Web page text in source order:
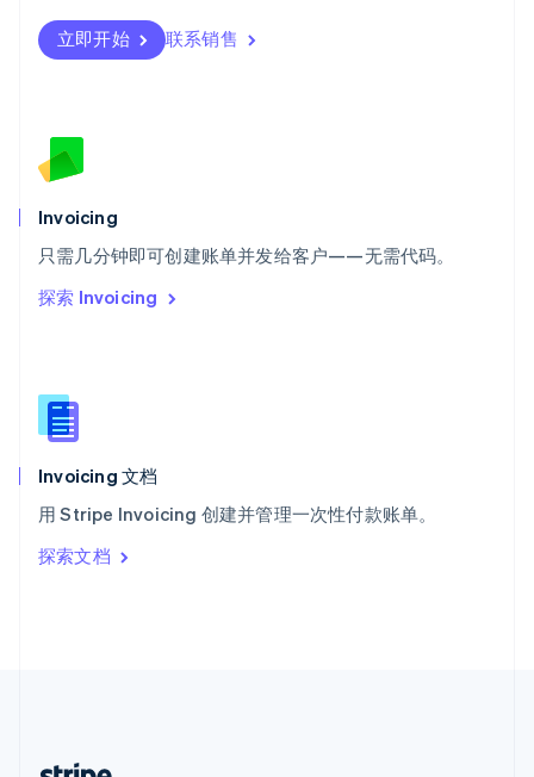
立即开始 联系销售
Invoicing
只需几分钟即可创建账单并发给客户——无需代码。
探索 Invoicing
Invoicing 文档
用 Stripe Invoicing 创建并管理一次性付款账单。
探索文档
Deutsch FrançaisItaliano English
塞浦路斯
English
ไทยEnglish
希腊
English
西班牙
新西兰
English
匈牙利
English
ItalianoEnglish
印度
English